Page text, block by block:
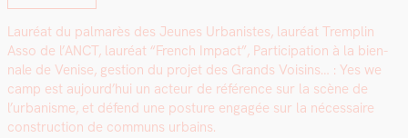
Lau­réat du pal­marès des Jeunes Urban­istes, lau­réat Trem­plin
Asso de l’ANCT, lau­réat “French Impact”, Par­tic­i­pa­tion à la bien­
nale de Venise, ges­tion du pro­jet des Grands Voisins… : Yes we
camp est aujourd’hui un acteur de référence sur la scène de
l’urbanisme, et défend une pos­ture engagée sur la néces­saire
con­struc­tion de com­muns urbains.